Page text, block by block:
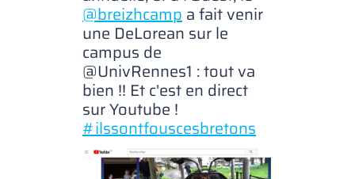
@breizhcamp a fait venir
une DeLorean sur le
campus de
@UnivRennes1 : tout va
bien !! Et c'est en direct
#ilssontfouscesbretons